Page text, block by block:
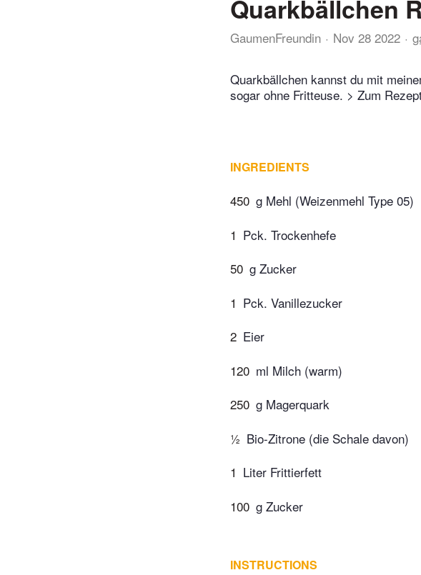
Quarkbällchen
GaumenFreundin Nov 28 2022
Quarkbällchen kannst du mit
sogar ohne Fritteuse. > Zum
INGREDIENTS
450 g Mehl (Weizenmehl Type 05)
1 Pck. Trockenhefe
50 g Zucker
1 Pck. Vanillezucker
2 Eier
120 ml Milch (warm)
250 g Magerquark
½ Bio-Zitrone (die Schale davon)
1 Liter Frittierfett
100 g Zucker
INSTRUCTIONS